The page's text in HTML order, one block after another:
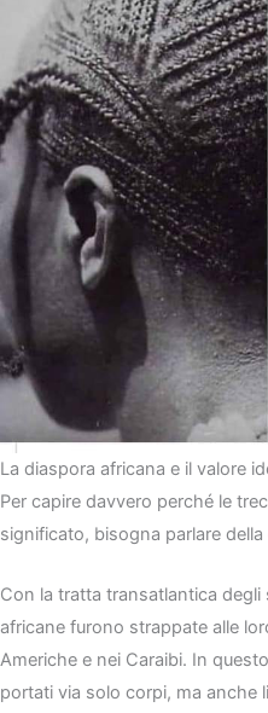
La diaspora africana e il valore
Per capire davvero perché le
significato, bisogna parlare della
Con la tratta transatlantica
africane furono strappate alle
Americhe e nei Caraibi. In
portati via solo corpi, ma anche